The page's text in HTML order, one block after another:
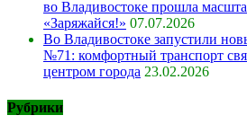
во Владивостоке прошла
«Заряжайся!» 07.07.2026
Во Владивостоке запустили
№71: комфортный транспорт
центром города 23.02.2026
Рубрики